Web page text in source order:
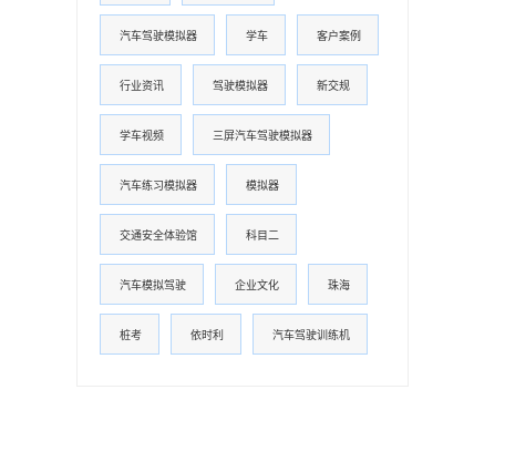
汽车驾驶模拟器 学车 客户案例
行业资讯 驾驶模拟器 新交规
学车视频 三屏汽车驾驶模拟器
汽车练习模拟器 模拟器
交通安全体验馆 科目二
汽车模拟驾驶 企业文化 珠海
桩考 依时利 汽车驾驶训练机